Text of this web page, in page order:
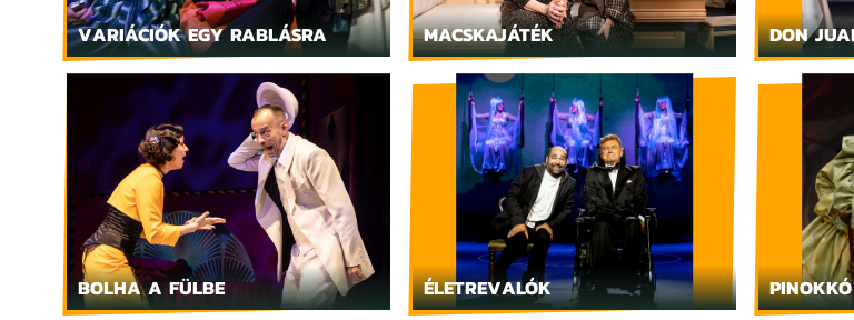
VARIÁCIÓK EGY RABLÁSRA MACSKAJÁTÉK DON
BOLHA A FÜLBE ÉLETREVALÓK PINOKKÓ